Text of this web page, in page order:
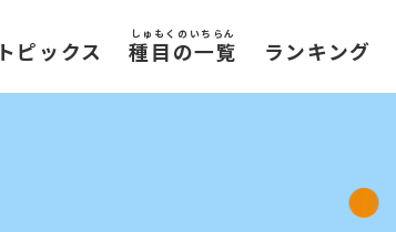
トピックス
しゅもくのいちらん
種目の一覧 ランキング